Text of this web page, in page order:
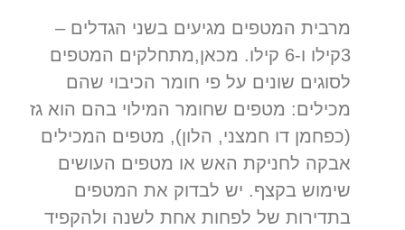
מרבית המטפים מגיעים בשני הגדלים –
3קילו ו-6 קילו. מכאן,מתחלקים המטפים
לסוגים שונים על פי חומר הכיבוי שהם
מכילים: מטפים שחומר המילוי בהם הוא גז
(כפחמן דו חמצני, הלון), מטפים המכילים
אבקה לחניקת האש או מטפים העושים
שימוש בקצף. יש לבדוק את המטפים
בתדירות של לפחות אחת לשנה ולהקפיד